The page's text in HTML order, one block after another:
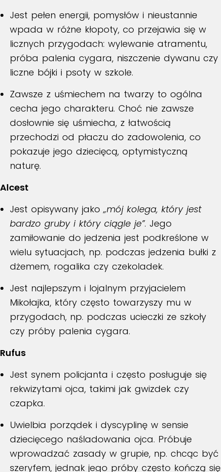
Jest pełen energii, pomysłów i nieustannie
wpada w różne kłopoty, co przejawia się w
licznych przygodach: wylewanie atramentu,
próba palenia cygara, niszczenie dywanu czy
liczne bójki i psoty w szkole.
Zawsze z uśmiechem na twarzy to ogólna
cecha jego charakteru. Choć nie zawsze
dosłownie się uśmiecha, z łatwością
przechodzi od płaczu do zadowolenia, co
pokazuje jego dziecięcą, optymistyczną
naturę.
Alcest
Jest opisywany jako„mój kolega, który jest
bardzo gruby i który ciągle je”. Jego
zamiłowanie do jedzenia jest podkreślone w
wielu sytuacjach, np. podczas jedzenia bułki z
dżemem, rogalika czy czekoladek.
Jest najlepszym i lojalnym przyjacielem
Mikołajka, który często towarzyszy mu w
przygodach, np. podczas ucieczki ze szkoły
czy próby palenia cygara.
Rufus
Jest synem policjanta i często posługuje się
rekwizytami ojca, takimi jak gwizdek czy
czapka.
Uwielbia porządek i dyscyplinę w sensie
dziecięcego naśladowania ojca. Próbuje
wprowadzać zasady w grupie, np. chcąc być
szeryfem, jednak jego próby często kończą się